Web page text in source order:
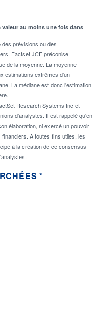
au moins une fois dans
prévisions ou des
Factset JCF préconise
de la moyenne. La moyenne
estimations extrêmes d'un
La médiane est donc l'estimation
Research Systems Inc et
d'analystes. Il est rappelé qu'en
élaboration, ni exercé un pouvoir
A toutes fins utiles, les
à la création de ce consensus
*